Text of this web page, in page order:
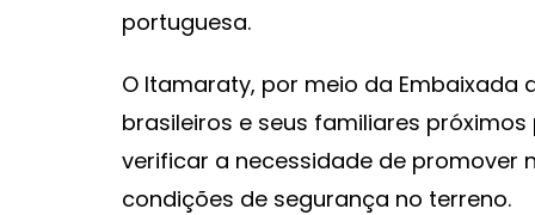
portuguesa.
O Itamaraty, por meio da Embaixada
brasileiros e seus familiares
verificar a necessidade de promover
condições de segurança no terreno.